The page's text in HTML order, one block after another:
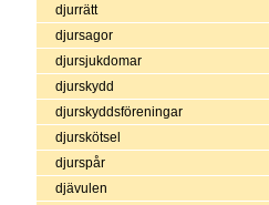
djurrätt
djursagor
djursjukdomar
djurskydd
djurskyddsföreningar
djurskötsel
djurspår
djävulen